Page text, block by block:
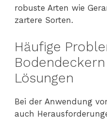
robuste Arten wie
zartere Sorten.
Häufige
Lösungen
Bei der Anwendung
auch